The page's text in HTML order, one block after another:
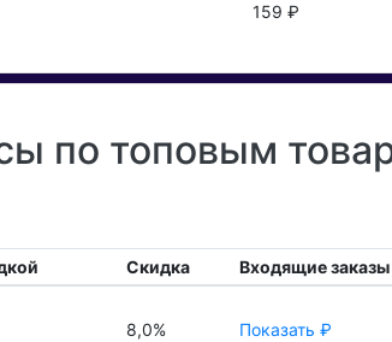
159 ₽
по топовым
Скидка Входящие заказы
8,0% Показать ₽